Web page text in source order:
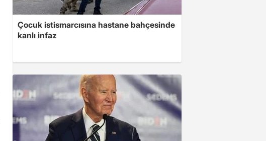
Çocuk istismarcısına hastane bahçesinde
kanlı infaz